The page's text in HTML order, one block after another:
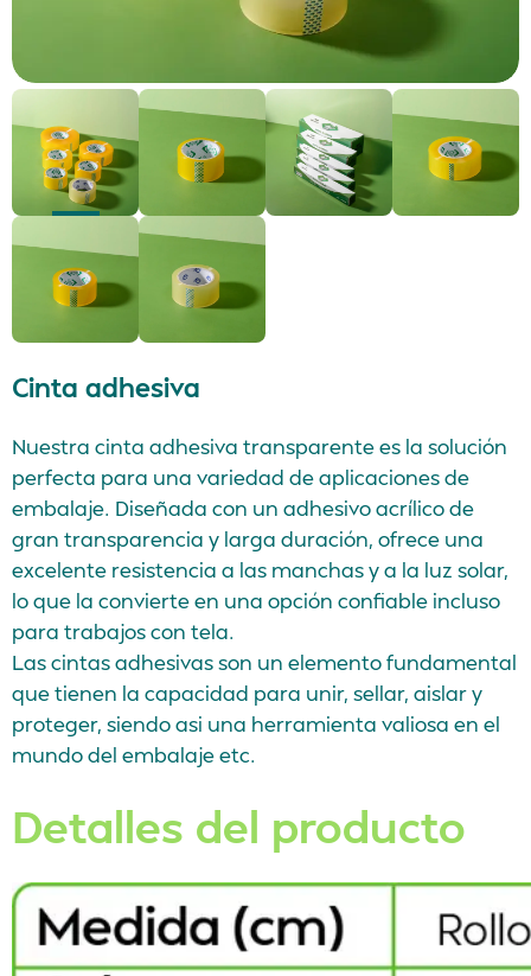
Cinta adhesiva
Nuestra cinta adhesiva transparente es la solución
perfecta para una variedad de aplicaciones de
embalaje. Diseñada con un adhesivo acrílico de
gran transparencia y larga duración, ofrece una
excelente resistencia a las manchas y a la luz solar,
lo que la convierte en una opción confiable incluso
para trabajos con tela.
Las cintas adhesivas son un elemento fundamental
que tienen la capacidad para unir, sellar, aislar y
proteger, siendo asi una herramienta valiosa en el
mundo del embalaje etc.
Detalles del producto